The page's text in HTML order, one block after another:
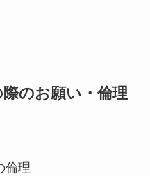
のお願い・倫理
倫理